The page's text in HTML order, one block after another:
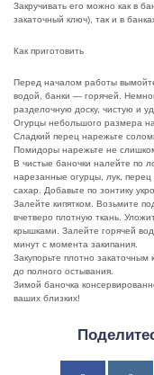
Закручивать его можно как в
закаточный ключ), так и в
Как приготовить
Перед началом работы
водой, банки — горячей.
разделочную доску, чистую и
Огурцы небольшого размера
Сладкий перец нарежьте
Помидоры нарежьте не
В чистые баночки налейте по
нарезанные огурцы, лук, перец
сахар. Добавьте по зонтику
Залейте кипятком. Возьмите
вчетверо плотную ткань.
крышками. Залейте горячей
минут с момента закипания.
Закупорьте плотно
до полного остывания.
Зимой баночка
ваших близких!